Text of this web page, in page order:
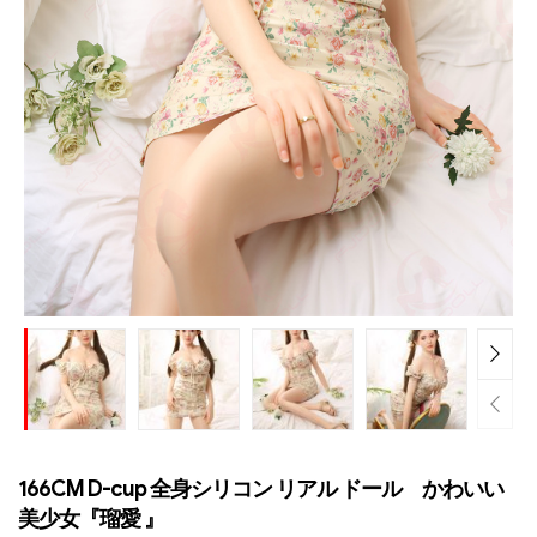
166CM D-cup 全身シリコン リアル ドール かわいい
美少女『瑠愛 』